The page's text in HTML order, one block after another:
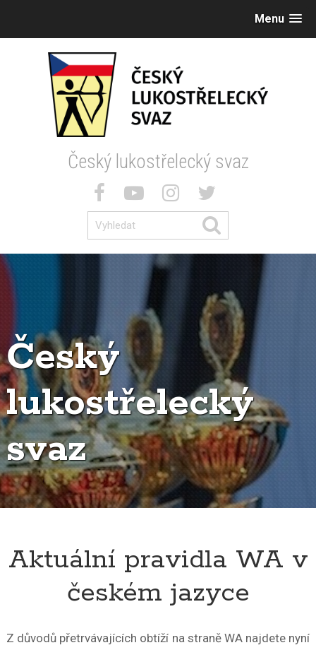
Menu
Český lukostřelecký svaz
Český
lukostřelecký
svaz
Aktuální pravidla WA v
českém jazyce
Z důvodů přetrvávajících obtíží na straně WA najdete nyní